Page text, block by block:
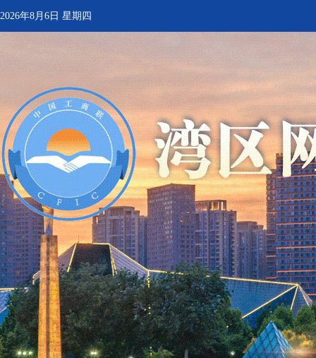
2026年8月6日 星期四